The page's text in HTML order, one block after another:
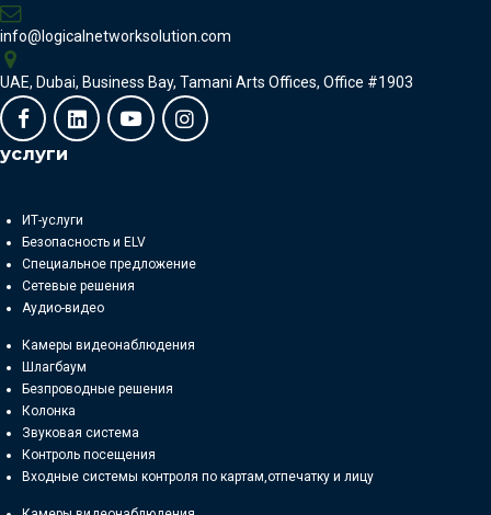
info@logicalnetworksolution.com
UAE, Dubai, Business Bay, Tamani Arts Offices, Office #1903
услуги
ИТ-услуги
Безопасность и ELV
Специальное предложение
Cетевые решения
Аудио-видео
Камеры видеонаблюдения
Шлагбаум
Безпроводные решения
Колонка
Звуковая система
Контроль посещения
Bходные системы контроля по картам,отпечатку и лицу